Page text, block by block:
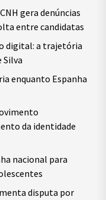
gera denúncias
entre candidatas
digital: a trajetória
Silva
enquanto Espanha
da identidade
nacional para
disputa por